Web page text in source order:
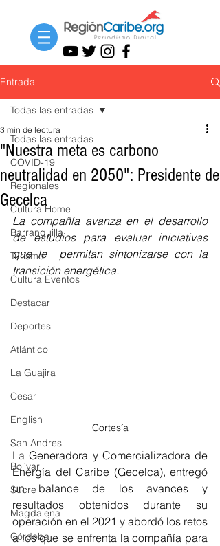
Entrada
Todas las entradas
COVID-19
Regionales
Cultura Home
Barranquilla
Turismo
Cultura Eventos
Destacar
Deportes
Atlántico
La Guajira
Cesar
English
San Andres
Bolívar
Sucre
Magdalena
Córdoba
Todas las entradas
"Nuestra meta es carbono
neutralidad en 2050": Presidente de
Gecelca
3 min de lectura
La compañía avanza en el desarrollo
de estudios para evaluar iniciativas
que le  permitan sintonizarse con la
transición energética.
Cortesía
La Generadora y Comercializadora de
Energía del Caribe (Gecelca), entregó
un balance de los avances y
resultados obtenidos durante su
operación en el 2021 y abordó los retos
a los que se enfrenta la compañía para